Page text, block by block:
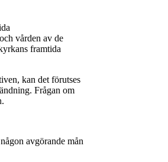
vården av de
framtida
kan det förutses
Frågan om
avgörande mån